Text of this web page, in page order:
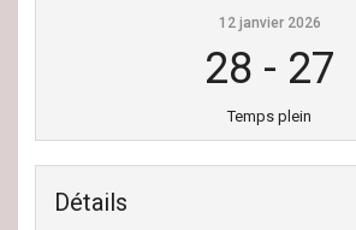
12 janvier 2026
28 - 27
Temps plein
Détails